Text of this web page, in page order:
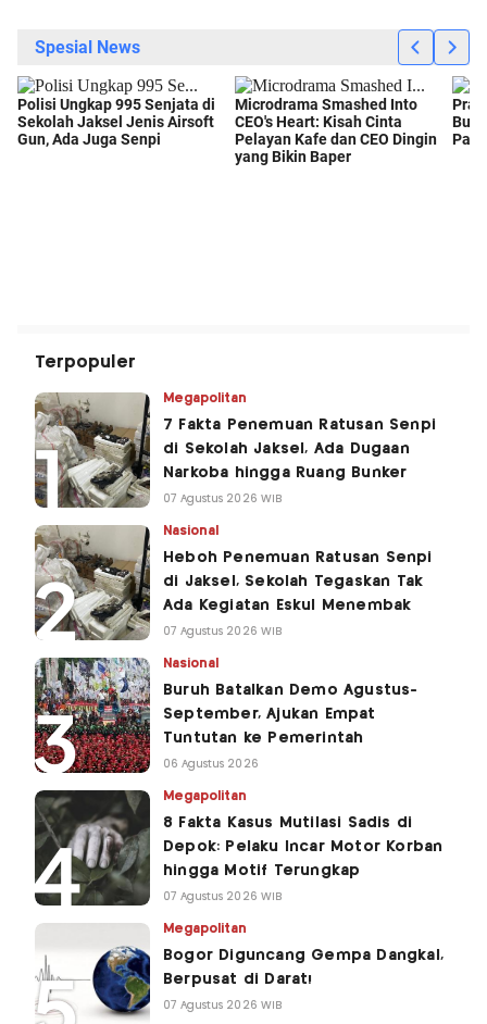
Terpopuler
Megapolitan
7 Fakta Penemuan Ratusan Senpi
di Sekolah Jaksel, Ada Dugaan
Narkoba hingga Ruang Bunker
07 Agustus 2026 WIB
Nasional
Heboh Penemuan Ratusan Senpi
di Jaksel, Sekolah Tegaskan Tak
Ada Kegiatan Eskul Menembak
07 Agustus 2026 WIB
Nasional
Buruh Batalkan Demo Agustus-
September, Ajukan Empat
Tuntutan ke Pemerintah
06 Agustus 2026
Megapolitan
8 Fakta Kasus Mutilasi Sadis di
Depok: Pelaku Incar Motor Korban
hingga Motif Terungkap
07 Agustus 2026 WIB
Megapolitan
Bogor Diguncang Gempa Dangkal,
Berpusat di Darat!
07 Agustus 2026 WIB